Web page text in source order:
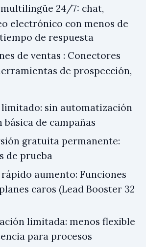
24/7: chat,
electrónico con menos de
de respuesta
de ventas : Conectores
de prospección,
sin automatización
de campañas
gratuita permanente:
de prueba
aumento: Funciones
caros (Lead Booster 32
limitada: menos flexible
para procesos